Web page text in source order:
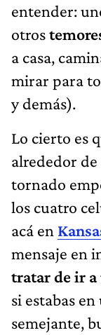
entender:
otros
a casa,
mirar para
y demás).
Lo cierto es
alrededor
tornado
los cuatro
acá en
mensaje en
tratar de ir a
si estabas
semejante,